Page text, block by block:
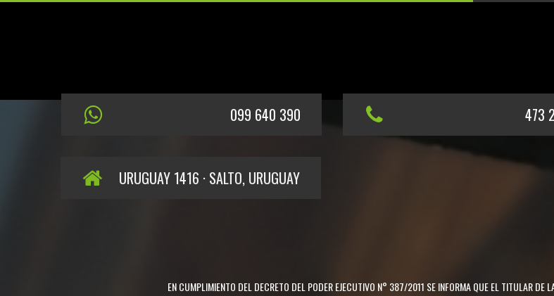
099 640 390 473
URUGUAY 1416 · SALTO, URUGUAY
EN CUMPLIMIENTO DEL DECRETO DEL PODER EJECUTIVO N° 387/2011 SE INFORMA QUE EL TITULAR DE